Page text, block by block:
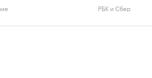
РБК и Сбер